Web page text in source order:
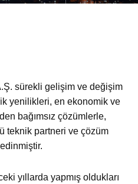
sürekli gelişim ve değişim
yenilikleri, en ekonomik ve
bağımsız çözümlerle,
teknik partneri ve çözüm
yıllarda yapmış oldukları